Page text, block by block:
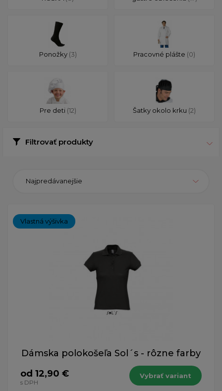
Ponožky (3) Pracovné plášte (0)
Pre deti (12) Šatky okolo krku (2)
Filtrovať produkty
Najpredávanejšie
Vlastná výšivka
Dámska polokošeľa Sol´s - rôzne farby
od 12,90 €
s DPH
Vybrať variant